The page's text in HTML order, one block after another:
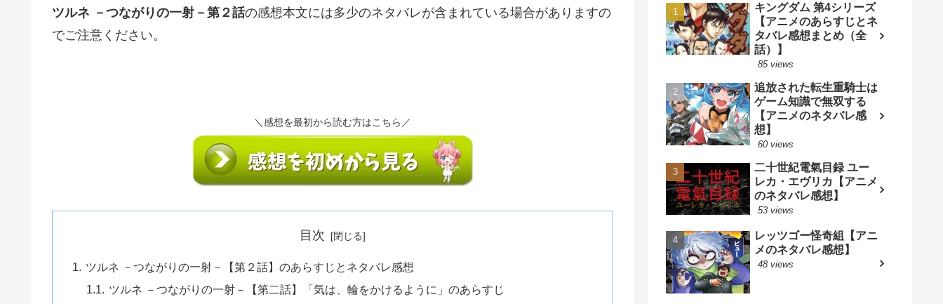
ツルネ －つながりの一射－第２話の感想本文には多少のネタバレが含まれている場合がありますの
でご注意ください。
＼感想を最初から読む方はこちら／
目次
ツルネ －つながりの一射－【第２話】のあらすじとネタバレ感想
ツルネ －つながりの一射－【第二話】「気は、輪をかけるように」のあらすじ
キングダム 第4シリーズ
【アニメのあらすじとネ
タバレ感想まとめ（全
話）】
85 views
追放された転生重騎士は
ゲーム知識で無双する
【アニメのネタバレ感
想】
60 views
二十世紀電氣目録 ユー
レカ・エヴリカ【アニメ
のネタバレ感想】
53 views
レッツゴー怪奇組【アニ
メのネタバレ感想】
48 views